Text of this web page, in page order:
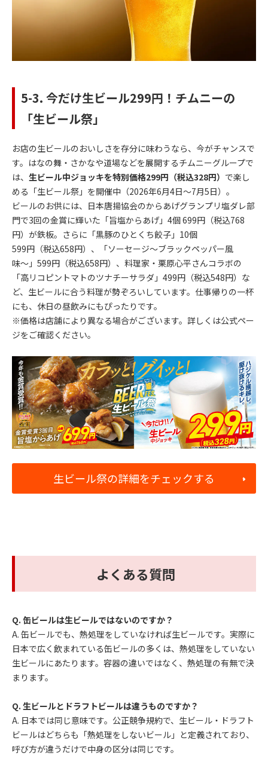
5-3. 今だけ生ビール299円！チムニーの
「生ビール祭」
お店の生ビールのおいしさを存分に味わうなら、今がチャンスで
す。はなの舞・さかなや道場などを展開するチムニーグループで
は、 生ビール中ジョッキを特別価格299円（税込328円） で楽し
める「生ビール祭」を開催中（2026年6月4日〜7月5日）。
ビールのお供には、日本唐揚協会のからあげグランプリ塩ダレ部
門で3回の金賞に輝いた「旨塩からあげ」4個 699円（税込768
円）が鉄板。さらに「黒豚のひとくち餃子」10個
599円（税込658円）、「ソーセージ〜ブラックペッパー風
味〜」599円（税込658円）、料理家・栗原心平さんコラボの
「高リコピントマトのツナチーサラダ」499円（税込548円）な
ど、生ビールに合う料理が勢ぞろいしています。仕事帰りの一杯
にも、休日の昼飲みにもぴったりです。
※価格は店舗により異なる場合がございます。詳しくは公式ペー
ジをご確認ください。
生ビール祭の詳細をチェックする
よくある質問
Q. 缶ビールは生ビールではないのですか？
A. 缶ビールでも、熱処理をしていなければ生ビールです。実際に
日本で広く飲まれている缶ビールの多くは、熱処理をしていない
生ビールにあたります。容器の違いではなく、熱処理の有無で決
まります。
Q. 生ビールとドラフトビールは違うものですか？
A. 日本では同じ意味です。公正競争規約で、生ビール・ドラフト
ビールはどちらも「熱処理をしないビール」と定義されており、
呼び方が違うだけで中身の区分は同じです。